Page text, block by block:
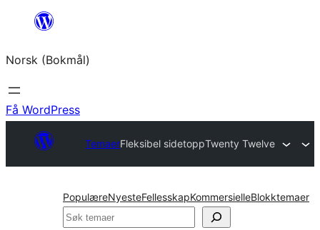
Hopp
innhold
Norsk (Bokmål)
Få WordPress
TemaerFleksibel sidetoppTwenty Twelve
PopulæreNyesteFellesskapKommersielleBlokktemaer
Søk